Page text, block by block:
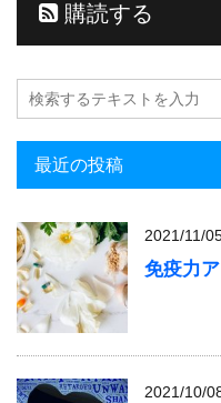
購読する
最近の投稿
2021/11/
免疫力
2021/10/